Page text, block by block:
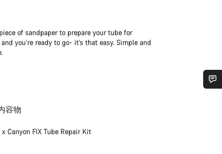
of sandpaper to prepare your tube for
you’re ready to go- it’s that easy. Simple and
容物
x Canyon FIX Tube Repair Kit
、キャニオンジャパンサービスセンターがお答えします。